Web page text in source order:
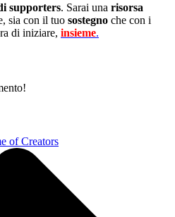
supporters. Sarai una risorsa
sia con il tuo sostegno che con i
di iniziare, insieme.
of Creators